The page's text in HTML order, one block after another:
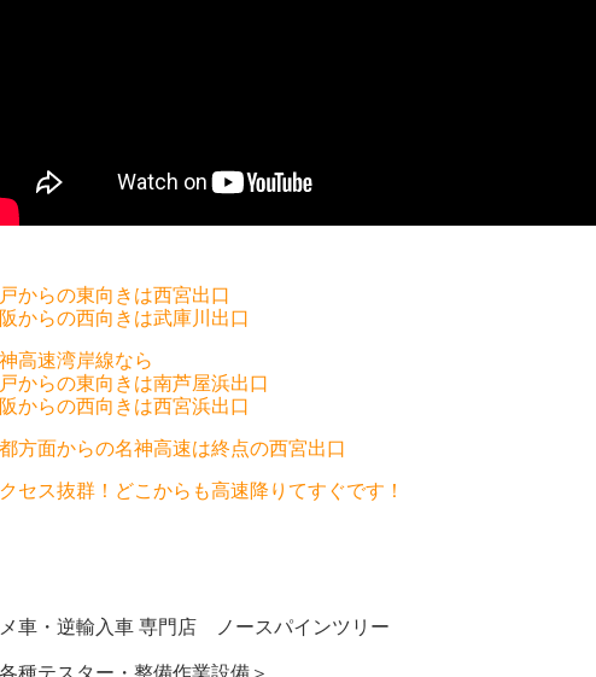
からの東向きは西宮出口
からの西向きは武庫川出口
高速湾岸線なら
からの東向きは南芦屋浜出口
からの西向きは西宮浜出口
方面からの名神高速は終点の西宮出口
セス抜群！どこからも高速降りてすぐです！
車・逆輸入車 専門店 ノースパインツリー
種テスター・整備作業設備＞